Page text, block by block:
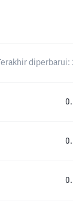
Terakhir diperbarui: